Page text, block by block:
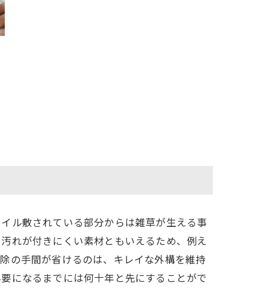
ル敷されている部分からは雑草が生える事
れが付きにくい素材ともいえるため、例え
の手間が省けるのは、キレイな外構を維持
になるまでには何十年と先にすることがで